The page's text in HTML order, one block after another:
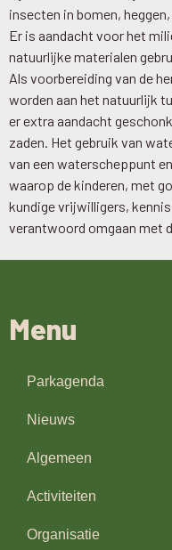
insecten in bomen,
Er is aandacht voor het
natuurlijke materialen
Als voorbereiding van de
worden aan het natuurlijk
er extra aandacht
zaden. Het gebruik van
van een waterscheppunt
waarop de kinderen, met
kundige vrijwilligers,
verantwoord omgaan met
Menu
Parkagenda
Nieuws
Algemeen
Activiteiten
Organisatie